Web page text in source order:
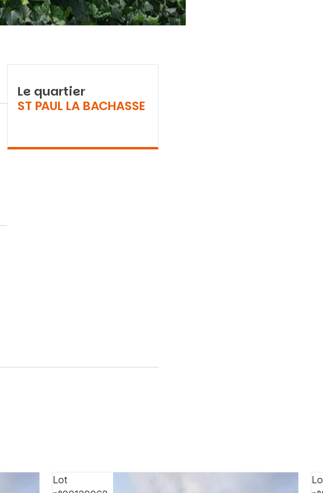
Le quartier
ST PAUL LA BACHASSE
Lot